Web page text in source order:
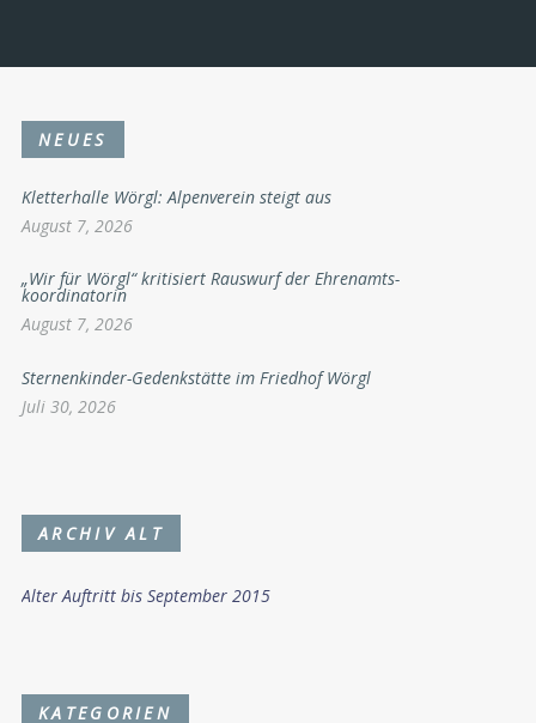
NEUES
Kletterhalle Wörgl: Alpenverein steigt aus
August 7, 2026
„Wir für Wörgl“ kritisiert Rauswurf der Ehrenamts-
koordinatorin
August 7, 2026
Sternenkinder-Gedenkstätte im Friedhof Wörgl
Juli 30, 2026
ARCHIV ALT
Alter Auftritt bis September 2015
KATEGORIEN